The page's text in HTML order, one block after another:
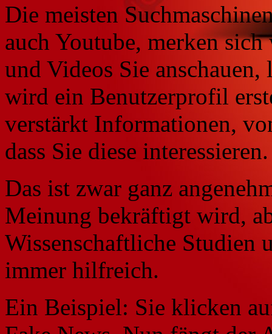
Die meisten
auch Youtube, merken
und Videos Sie
wird ein Benutzerprofil
verstärkt Informationen,
dass Sie diese interessieren.
Das ist zwar ganz
Meinung bekräftigt wird,
Wissenschaftliche Studien
immer hilfreich.
Ein Beispiel: Sie klicken